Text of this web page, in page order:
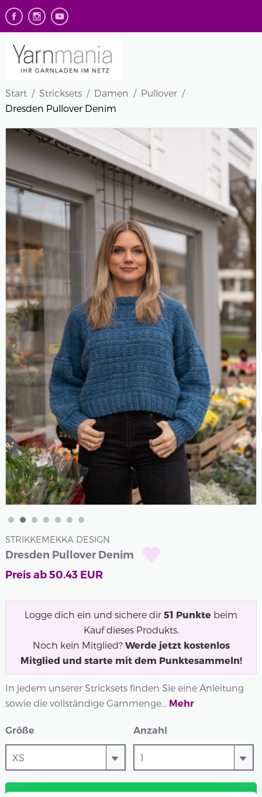
Start Stricksets Damen
Pullover
Dresden Pullover Denim
STRIKKEMEKKA DESIGN
Dresden Pullover Denim
Preis ab50.43EUR
Logge dich ein und sichere dir 51 Punkte beim
Kauf dieses Produkts.
Noch kein Mitglied? Werde jetzt kostenlos
Mitglied und starte mit dem Punktesammeln!
In jedem unserer Stricksets finden Sie eine Anleitung
sowie die vollständige Garnmenge... Mehr
Größe Anzahl